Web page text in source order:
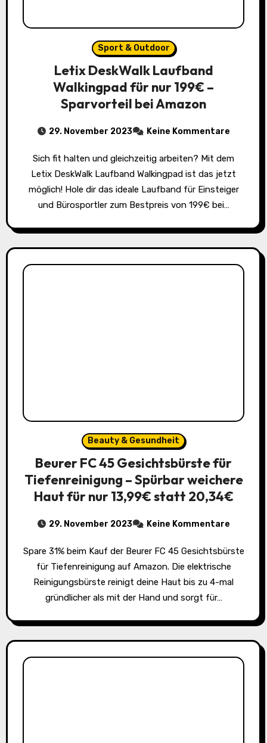
Sport & Outdoor
Letix DeskWalk Laufband
Walkingpad für nur 199€ –
Sparvorteil bei Amazon
29. November 2023 Keine Kommentare
Sich fit halten und gleichzeitig arbeiten? Mit dem
Letix DeskWalk Laufband Walkingpad ist das jetzt
möglich! Hole dir das ideale Laufband für Einsteiger
und Bürosportler zum Bestpreis von 199€ bei…
Beauty & Gesundheit
Beurer FC 45 Gesichtsbürste für
Tiefenreinigung – Spürbar weichere
Haut für nur 13,99€ statt 20,34€
29. November 2023 Keine Kommentare
Spare 31% beim Kauf der Beurer FC 45 Gesichtsbürste
für Tiefenreinigung auf Amazon. Die elektrische
Reinigungsbürste reinigt deine Haut bis zu 4-mal
gründlicher als mit der Hand und sorgt für…